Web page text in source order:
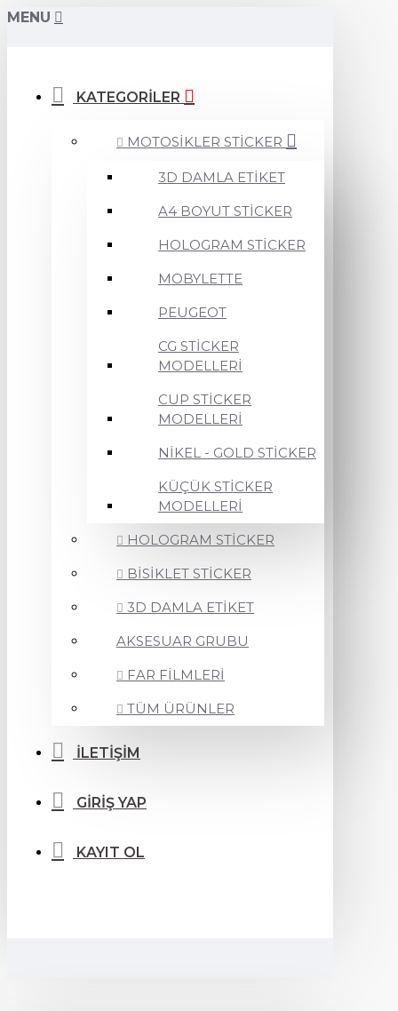
MENU
KATEGORİLER
MOTOSİKLER STİCKER
3D DAMLA ETİKET
A4 BOYUT STİCKER
HOLOGRAM STİCKER
MOBYLETTE
PEUGEOT
CG STİCKER
MODELLERİ
CUP STİCKER
MODELLERİ
NİKEL - GOLD STİCKER
KÜÇÜK STİCKER
MODELLERİ
HOLOGRAM STİCKER
BİSİKLET STİCKER
3D DAMLA ETİKET
AKSESUAR GRUBU
FAR FİLMLERİ
TÜM ÜRÜNLER
İLETİŞİM
GİRİŞ YAP
KAYIT OL